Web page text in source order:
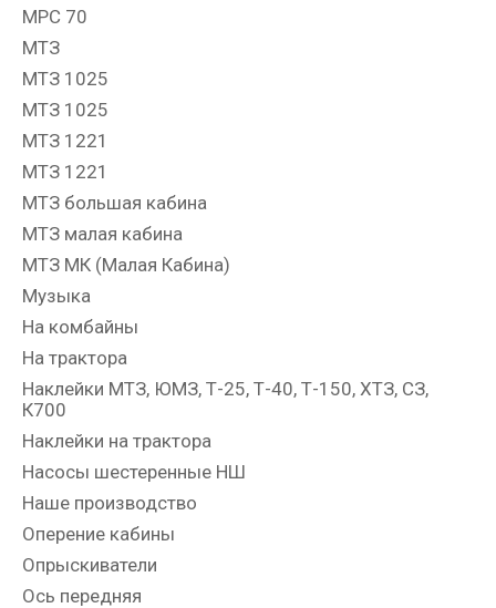
МРС 70
МТЗ
МТЗ 1025
МТЗ 1025
МТЗ 1221
МТЗ 1221
МТЗ большая кабина
МТЗ малая кабина
МТЗ МК (Малая Кабина)
Музыка
На комбайны
На трактора
Наклейки МТЗ, ЮМЗ, Т-25, Т-40, Т-150, ХТЗ, СЗ,
К700
Наклейки на трактора
Насосы шестеренные НШ
Наше производство
Оперение кабины
Опрыскиватели
Ось передняя